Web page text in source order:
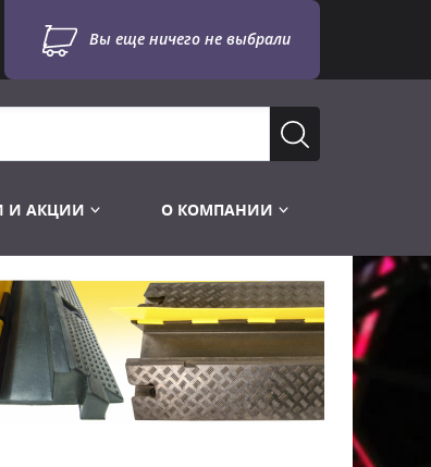
Вы еще ничего не выбрали
Лампы UV TUV HNS
Лампы видеопроекторные
Пускорегулирующая аппаратура
Инструменты
Готовые комплекты
Конструктор МИКРОСЦЕНА
Лебёдки и Аксессуары
Фермы Штативы Стойки
6и канальные модули
И АКЦИИ О КОМПАНИИ